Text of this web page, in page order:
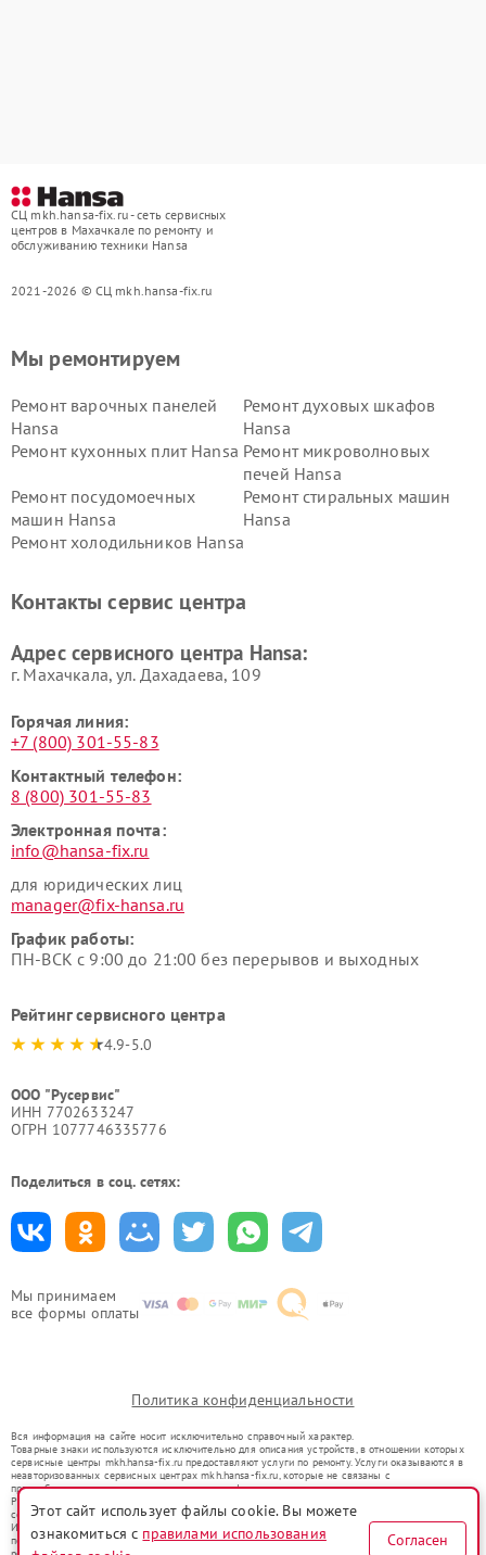
СЦ mkh.hansa-fix.ru - сеть сервисных
центров в Махачкале по ремонту и
обслуживанию техники Hansa
2021-2026 © СЦ mkh.hansa-fix.ru
Мы принимаем
все формы оплаты
Мы ремонтируем
Ремонт варочных панелей
Hansa
Ремонт духовых шкафов
Hansa
Ремонт кухонных плит Hansa Ремонт микроволновых
печей Hansa
Ремонт посудомоечных
машин Hansa
Ремонт стиральных машин
Hansa
Ремонт холодильников Hansa
Контакты сервис центра
Адрес сервисного центра Hansa:
г. Махачкала, ул. Дахадаева, 109
Горячая линия:
+7 (800) 301-55-83
Контактный телефон:
8 (800) 301-55-83
Электронная почта:
info@hansa-fix.ru
для юридических лиц
manager@fix-hansa.ru
График работы:
ПН-ВСК с 9:00 до 21:00 без перерывов и выходных
Рейтинг сервисного центра
4.9-5.0
ООО "Русервис"
ИНН 7702633247
ОГРН 1077746335776
Поделиться в соц. сетях:
Политика конфиденциальности
Вся информация на сайте носит исключительно справочный характер.
Товарные знаки используются исключительно для описания устройств, в отношении которых
сервисные центры mkh.hansa-fix.ru предоставляют услуги по ремонту. Услуги оказываются в
неавторизованных сервисных центрах mkh.hansa-fix.ru, которые не связаны с
правообладателями товарных знаков или их официальными представителями.
Ремонт осуществляется для устройств, уже введенных в гражданский оборот в соответствии
со статьей 1487 ГК РФ.
Использование товарных знаков не преследует цели индивидуализации услуг или введения
потребителей в заблуждение, а служит для информирования о предоставляемых услугах по
Этот сайт использует файлы cookie. Вы можете
ознакомиться с правилами использования
Согласен